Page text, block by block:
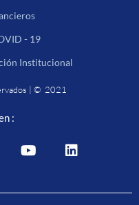
- 19
Institucional
| © 2021
: